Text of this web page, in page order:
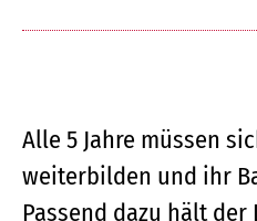
Alle 5 Jahre müssen
weiterbilden und ihr
Passend dazu hält der